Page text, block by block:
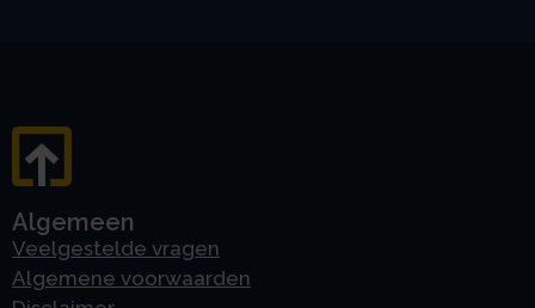
Algemeen
Veelgestelde vragen
Algemene voorwaarden